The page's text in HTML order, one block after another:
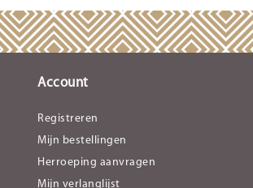
Account
Registreren
Mijn bestellingen
Herroeping aanvragen
Mijn verlanglijst